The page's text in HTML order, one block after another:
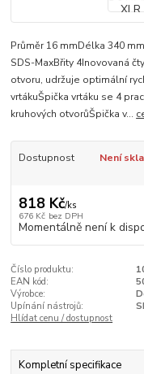
Průměr 16 mmDélka 340
SDS-MaxBřity 4Inovovaná
otvoru, udržuje optimální
vrtákuŠpička vrtáku se 4
kruhových otvorůŠpička v...
Dostupnost Není
818 Kč/ks
676 Kč bez DPH
Momentálně není k
Číslo produktu:
EAN kód:
Výrobce:
Upínání nástrojů:
Hlídat cenu / dostupnost
Kompletní specifikace